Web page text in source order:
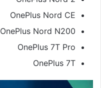
OnePlus Nord CE
OnePlus Nord N200
OnePlus 7T Pro
OnePlus 7T